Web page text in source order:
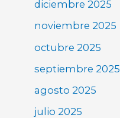
diciembre 2025
noviembre 2025
octubre 2025
septiembre 2025
agosto 2025
julio 2025